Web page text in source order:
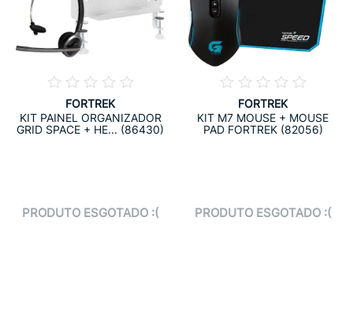
FORTREK
KIT PAINEL ORGANIZADOR
GRID SPACE + HE... (86430)
PRODUTO ESGOTADO :(
FORTREK
KIT M7 MOUSE + MOUSE
PAD FORTREK (82056)
PRODUTO ESGOTADO :(